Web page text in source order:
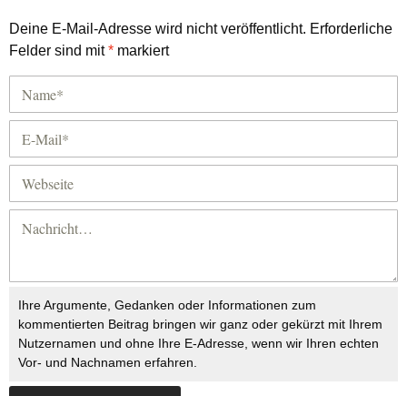
Deine E-Mail-Adresse wird nicht veröffentlicht. Erforderliche
Felder sind mit* markiert
Ihre Argumente, Gedanken oder Informationen zum
kommentierten Beitrag bringen wir ganz oder gekürzt mit Ihrem
Nutzernamen und ohne Ihre E-Adresse, wenn wir Ihren echten
Vor- und Nachnamen erfahren.